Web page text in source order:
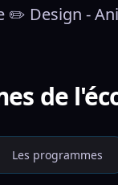
Design -
de
Les programmes